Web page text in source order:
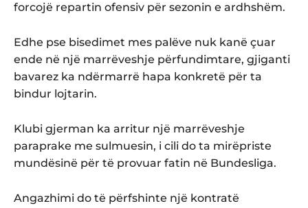
forcojë repartin ofensiv për sezonin e ardhshëm.
Edhe pse bisedimet mes palëve nuk kanë çuar
ende në një marrëveshje përfundimtare, gjiganti
bavarez ka ndërmarrë hapa konkretë për ta
bindur lojtarin.
Klubi gjerman ka arritur një marrëveshje
paraprake me sulmuesin, i cili do ta mirëpriste
mundësinë për të provuar fatin në Bundesliga.
Angazhimi do të përfshinte një kontratë